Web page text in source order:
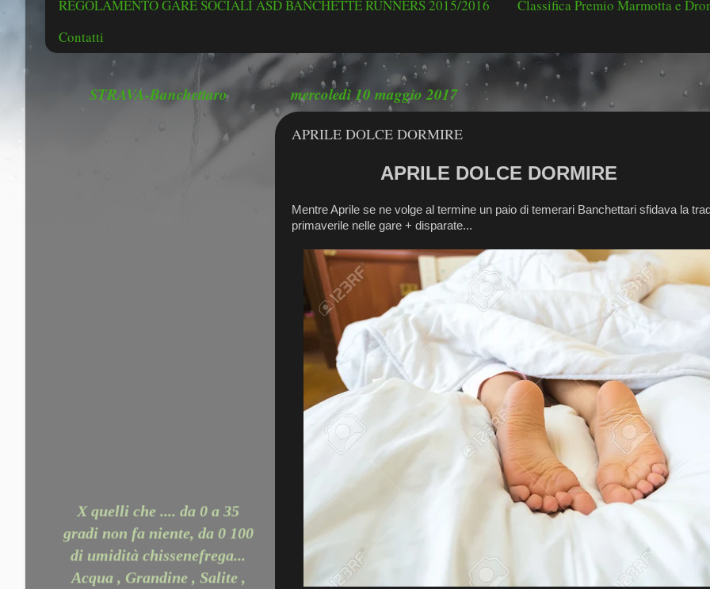
REGOLAMENTO GARE SOCIALI ASD BANCHETTE RUNNERS 2015/2016
Classifica Premio Marmotta e
Contatti
mercoledì 10 maggio 2017
APRILE DOLCE DORMIRE
APRILE DOLCE DORMIRE
Mentre Aprile se ne volge al termine un paio di temerari Banchettari sfidava la
primaverile nelle gare + disparate...
STRAVA-Banchettaro
gradi non fa niente, da 0 100
di umidità chissenefrega...
Acqua , Grandine , Salite ,
Discese e Tanto Fango.... non